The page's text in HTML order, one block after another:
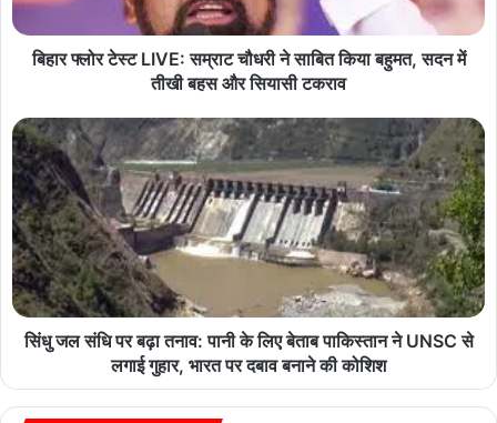
बिहार फ्लोर टेस्ट LIVE: सम्राट चौधरी ने साबित किया बहुमत, सदन में
तीखी बहस और सियासी टकराव
सिंधु जल संधि पर बढ़ा तनाव: पानी के लिए बेताब पाकिस्तान ने UNSC से
लगाई गुहार, भारत पर दबाव बनाने की कोशिश